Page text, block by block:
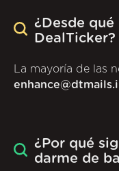
¿Desde
DealTicker?
La mayoría de las
¿Por qué
darme de